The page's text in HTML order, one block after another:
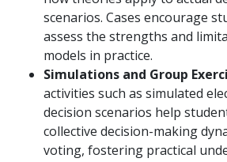
scenarios. Cases encourage
assess the strengths and
models in practice.
Simulations and Group
activities such as simulated
decision scenarios help
collective decision-making
voting, fostering practical